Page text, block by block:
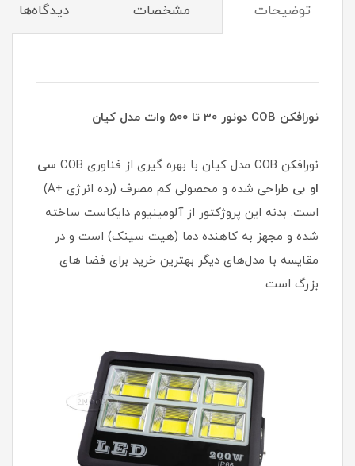
توضیحات مشخصات دیدگاه‌ها
نورافکن COB دونور 30 تا 500 وات مدل کیان
نورافکن COB مدل کیان با بهره گیری از فناوری COB
سی
او بی
طراحی شده و محصولی کم مصرف (رده انرژی +A)
است. بدنه این پروژکتور از آلومینیوم دایکاست ساخته
شده و مجهز به کاهنده دما (هیت سینک) است و در
مقایسه با مدل‌های دیگر بهترین خرید برای فضا های
بزرگ است.